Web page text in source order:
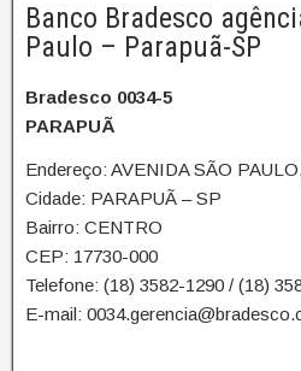
Banco Bradesco
Paulo – Parapuã-SP
Bradesco 0034-5
PARAPUÃ
Endereço: AVENIDA SÃO
Cidade: PARAPUÃ – SP
Bairro: CENTRO
CEP: 17730-000
Telefone: (18) 3582-1290 / (18)
E-mail: